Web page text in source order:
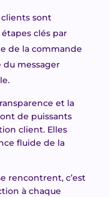
clients sont
clés par
de la commande
du messager
et la
de puissants
client. Elles
fluide de la
rencontrent, c’est
à chaque